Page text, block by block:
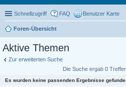
Schnellzugriff FAQ Benutzer Karte
Foren-Übersicht
Aktive Themen
Zur erweiterten Suche
Die Suche ergab 0
Es wurden keine passenden Ergebnisse